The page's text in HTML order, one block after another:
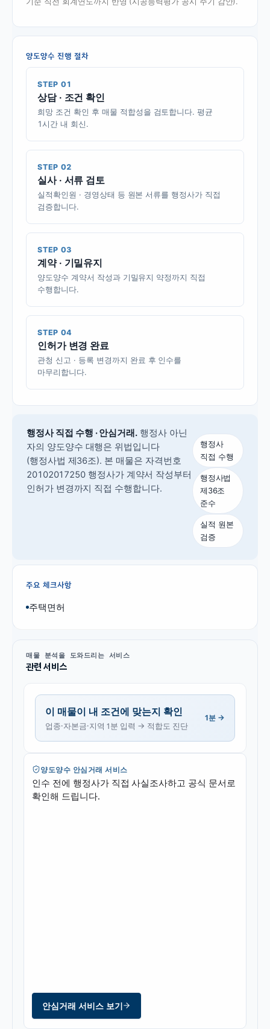
양도양수 진행 절차
STEP 01
상담 · 조건 확인
희망 조건 확인 후 매물 적합성을 검토합니다. 평균
1시간 내 회신.
STEP 02
실사 · 서류 검토
실적확인원 · 경영상태 등 원본 서류를 행정사가 직접
검증합니다.
STEP 03
계약 · 기밀유지
양도양수 계약서 작성과 기밀유지 약정까지 직접
수행합니다.
STEP 04
인허가 변경 완료
관청 신고 · 등록 변경까지 완료 후 인수를
마무리합니다.
행정사 직접 수행 · 안심거래. 행정사 아닌
자의 양도양수 대행은 위법입니다
(행정사법 제36조). 본 매물은 자격번호
20102017250 행정사가 계약서 작성부터
인허가 변경까지 직접 수행합니다.
행정사
직접 수행
행정사법
제36조
준수
실적 원본
검증
주요 체크사항
주택면허
매물 분석을 도와드리는 서비스
관련 서비스
이 매물이 내 조건에 맞는지 확인
업종·자본금·지역 1분 입력 → 적합도 진단
1분 →
양도양수 안심거래 서비스
인수 전에 행정사가 직접 사실조사하고 공식 문서로
확인해 드립니다.
안심거래 서비스 보기